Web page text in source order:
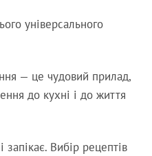
універсального
— це чудовий прилад,
до кухні і до життя
Вибір рецептів